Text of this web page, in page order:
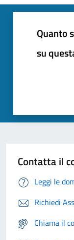
Quanto
su
Contatta il
Leggi le
Richiedi
Chiama il